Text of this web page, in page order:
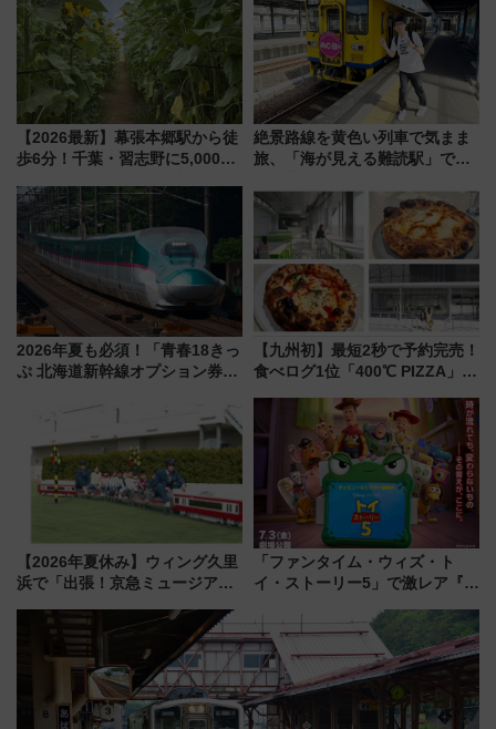
変更点まとめ
【2026最新】幕張本郷駅から徒
歩6分！千葉・習志野に5,000本
14日までの期間限定公開
絶景路線を黄色い列車で気まま
旅、「海が見える難読駅」で幸
「新・鉄道ひとり旅」279回目
の舞台は「島原鉄道」
2026年夏も必須！「青春18きっ
ぷ 北海道新幹線オプション券」
【九州初】最短2秒で予約完売！
食べログ1位「400℃ PIZZA」が
プン。もつ鍋風など限定メニュ
ーも
【2026年夏休み】ウィング久里
浜で「出張！京急ミュージア
ラリーや子ども制服撮影も
「ファンタイム・ウィズ・ト
イ・ストーリー5」で激レア『ロ
デコレーションも徹底解説